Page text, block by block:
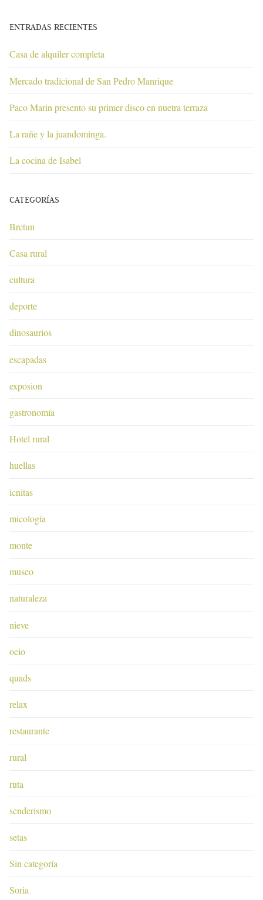
ENTRADAS RECIENTES
Casa de alquiler completa
Mercado tradicional de San Pedro Manrique
Paco Marin presento su primer disco en nuetra terraza
La rañe y la juandominga.
La cocina de Isabel
CATEGORÍAS
Bretun
Casa rural
cultura
deporte
dinosaurios
escapadas
exposion
gastronomía
Hotel rural
huellas
icnitas
micología
monte
museo
naturaleza
nieve
ocio
quads
relax
restaurante
rural
ruta
senderismo
setas
Sin categoría
Soria